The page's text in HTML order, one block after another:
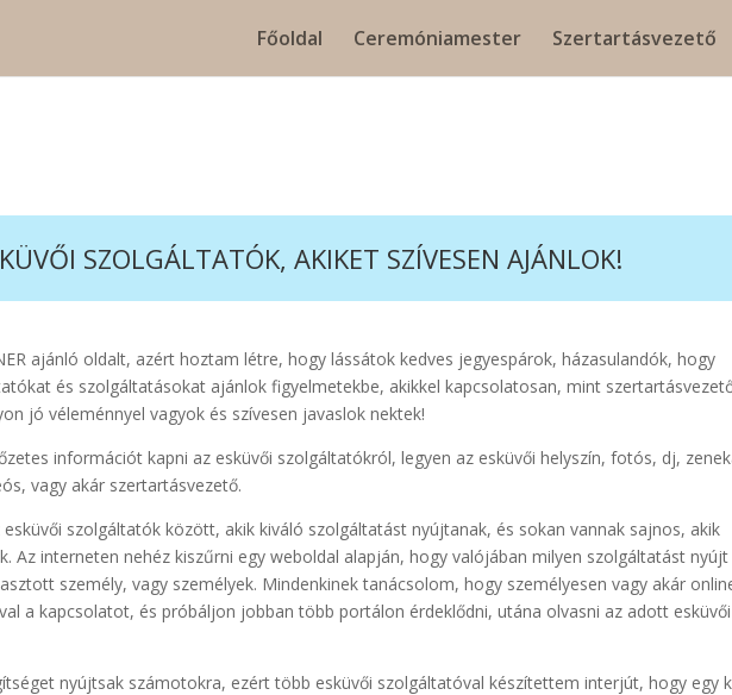
Főoldal Ceremóniamester Szertartásvezető
SZOLGÁLTATÓK, AKIKET SZÍVESEN AJÁNLOK!
ajánló oldalt, azért hoztam létre, hogy lássátok kedves jegyespárok, házasulandók, hogy
és szolgáltatásokat ajánlok figyelmetekbe, akikkel kapcsolatosan, mint
jó véleménnyel vagyok és szívesen javaslok nektek!
információt kapni az esküvői szolgáltatókról, legyen az esküvői helyszín, fotós, dj,
vagy akár szertartásvezető.
esküvői szolgáltatók között, akik kiváló szolgáltatást nyújtanak, és sokan vannak sajnos, akik
Az interneten nehéz kiszűrni egy weboldal alapján, hogy valójában milyen szolgáltatást nyújt
személy, vagy személyek. Mindenkinek tanácsolom, hogy személyesen vagy akár
a kapcsolatot, és próbáljon jobban több portálon érdeklődni, utána olvasni az adott esküvői
nyújtsak számotokra, ezért több esküvői szolgáltatóval készítettem interjút, hogy egy